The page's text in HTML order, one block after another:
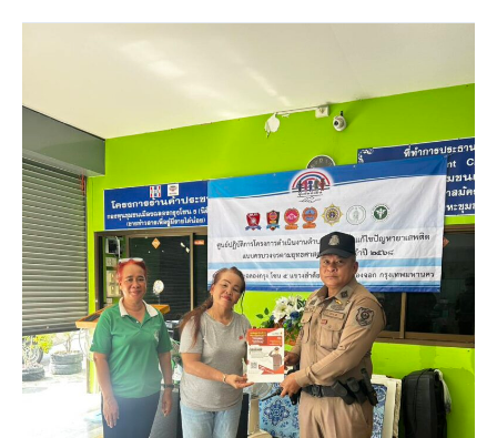
ประชาชน
ทำ
แบบ
วัด
การ
รับ
รู้
ของ
ผู้
มี